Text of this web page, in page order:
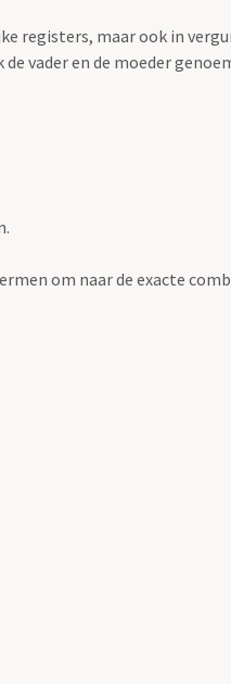
registers, maar ook in
vader en de moeder
om naar de exacte